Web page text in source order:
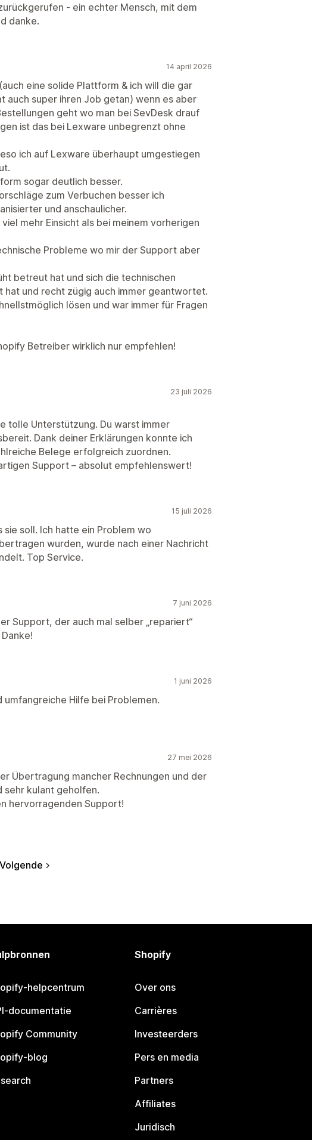
- ein echter Mensch, mit dem
danke.
14 april 2026
eine solide Plattform & ich will die gar
auch super ihren Job getan) wenn es aber
geht wo man bei SevDesk drauf
ist das bei Lexware unbegrenzt ohne
ich auf Lexware überhaupt umgestiegen
sogar deutlich besser.
zum Verbuchen besser ich
und anschaulicher.
mehr Einsicht als bei meinem vorherigen
Probleme wo mir der Support aber
betreut hat und sich die technischen
hat und recht zügig auch immer geantwortet.
lösen und war immer für Fragen
Betreiber wirklich nur empfehlen!
23 juli 2026
tolle Unterstützung. Du warst immer
Dank deiner Erklärungen konnte ich
Belege erfolgreich zuordnen.
Support – absolut empfehlenswert!
15 juli 2026
soll. Ich hatte ein Problem wo
wurden, wurde nach einer Nachricht
Top Service.
7 juni 2026
Support, der auch mal selber „repariert“
1 juni 2026
Hilfe bei Problemen.
27 mei 2026
Übertragung mancher Rechnungen und der
sehr kulant geholfen.
hervorragenden Support!
Volgende
helpcentrum
documentatie
Community
blog
Shopify
Over ons
Carrières
Investeerders
Pers en media
Partners
Affiliates
Juridisch